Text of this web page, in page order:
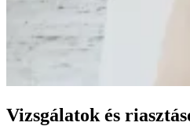
Vizsgálatok és